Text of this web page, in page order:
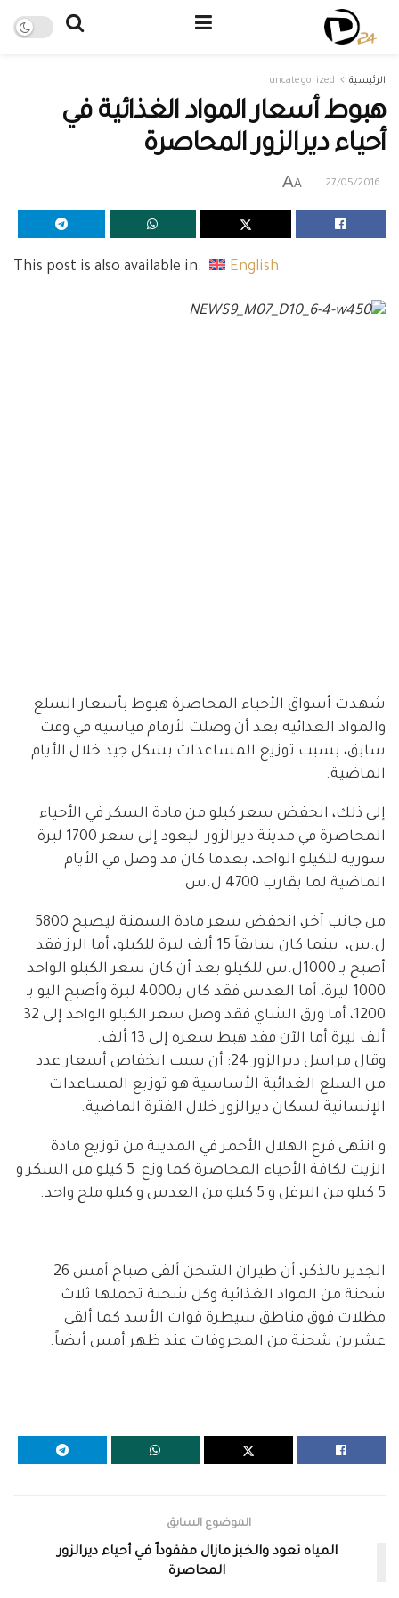
الرئيسية uncategorized
هبوط أسعار المواد الغذائية في
أحياء ديرالزور المحاصرة
27/05/2016
A
A
This post is also available in: English
شهدت أسواق الأحياء المحاصرة هبوط بأسعار السلع
والمواد الغذائية بعد أن وصلت لأرقام قياسية في وقت
سابق، بسبب توزيع المساعدات بشكل جيد خلال الأيام
الماضية.
إلى ذلك، انخفض سعر كيلو من مادة السكر في الأحياء
المحاصرة في مدينة ديرالزور ليعود إلى سعر 1700 ليرة
سورية للكيلو الواحد، بعدما كان قد وصل في الأيام
الماضية لما يقارب 4700 ل.س.
من جانب آخر، انخفض سعر مادة السمنة ليصبح 5800
ل.س، بينما كان سابقاً 15 ألف ليرة للكيلو، أما الرز فقد
أصبح بـ 1000ل.س للكيلو بعد أن كان سعر الكيلو الواحد
1000 ليرة، أما العدس فقد كان بـ4000 ليرة وأصبح اليو بـ
1200، أما ورق الشاي فقد وصل سعر الكيلو الواحد إلى 32
ألف ليرة أما الآن فقد هبط سعره إلى 13 ألف.
وقال مراسل ديرالزور 24: أن سبب انخفاض أسعار عدد
من السلع الغذائية الأساسية هو توزيع المساعدات
الإنسانية لسكان ديرالزور خلال الفترة الماضية.
و انتهى فرع الهلال الأحمر في المدينة من توزيع مادة
الزيت لكافة الأحياء المحاصرة كما وزع 5 كيلو من السكر و
5 كيلو من البرغل و 5 كيلو من العدس و كيلو ملح واحد.
الجدير بالذكر، أن طيران الشحن ألقى صباح أمس 26
شحنة من المواد الغذائية وكل شحنة تحملها ثلاث
مظلات فوق مناطق سيطرة قوات الأسد كما ألقى
عشرين شحنة من المحروقات عند ظهر أمس أيضاً.
الموضوع السابق
المياه تعود والخبز مازال مفقوداً في أحياء ديرالزور
المحاصرة